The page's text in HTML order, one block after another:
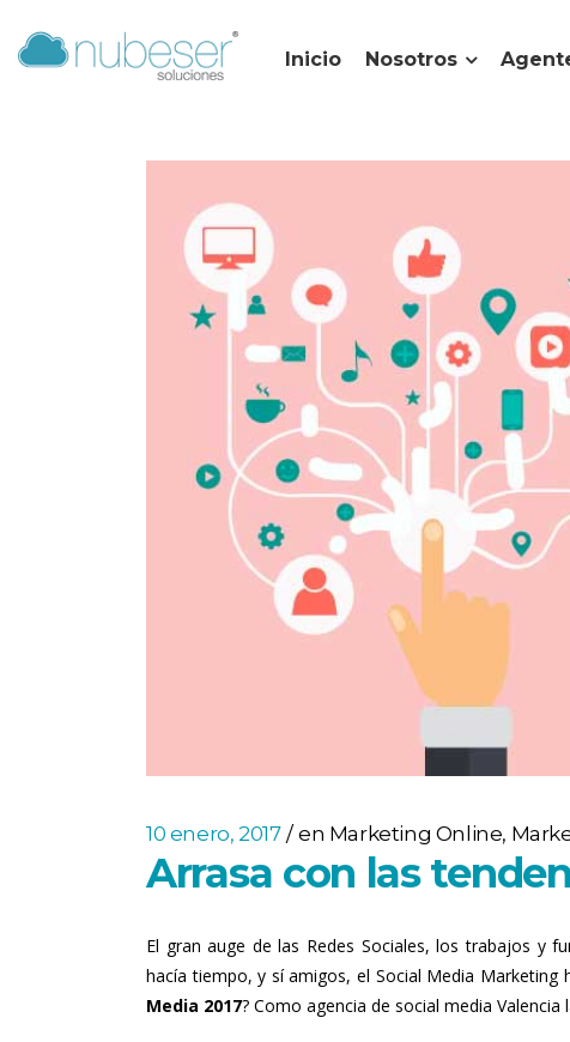
Inicio Nosotros
10 enero, 2017 en Marketing Online,
Arrasa con las
El gran auge de las Redes Sociales, los trabajos y
hacía tiempo, y sí amigos, el Social Media Marketing
Media 2017? Como agencia de social media Valencia